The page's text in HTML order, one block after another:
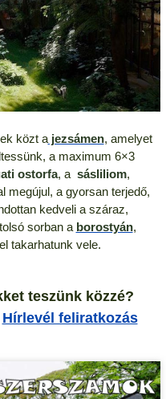
közt ajezsámen, amelyet
a maximum 6×3
ostorfa, a sásliliom,
megújul, a gyorsan terjedő,
kedveli a száraz,
sorban a borostyán,
takarhatunk vele.
teszünk közzé?
Hírlevél feliratkozás